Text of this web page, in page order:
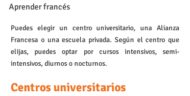
Aprender francés
Puedes elegir un centro universitario, una Alianza
Francesa o una escuela privada. Según el centro que
elijas, puedes optar por cursos intensivos, semi-
intensivos, diurnos o nocturnos.
Centros universitarios